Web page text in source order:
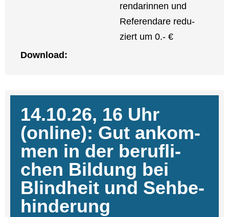
ren­da­rin­nen und
Refe­ren­da­re redu­
ziert um 0.- €
Down­load:
14.10.26, 16 Uhr
(online): Gut ankom­
men in der beruf­li­
chen Bil­dung bei
Blind­heit und Seh­be­
hin­de­rung